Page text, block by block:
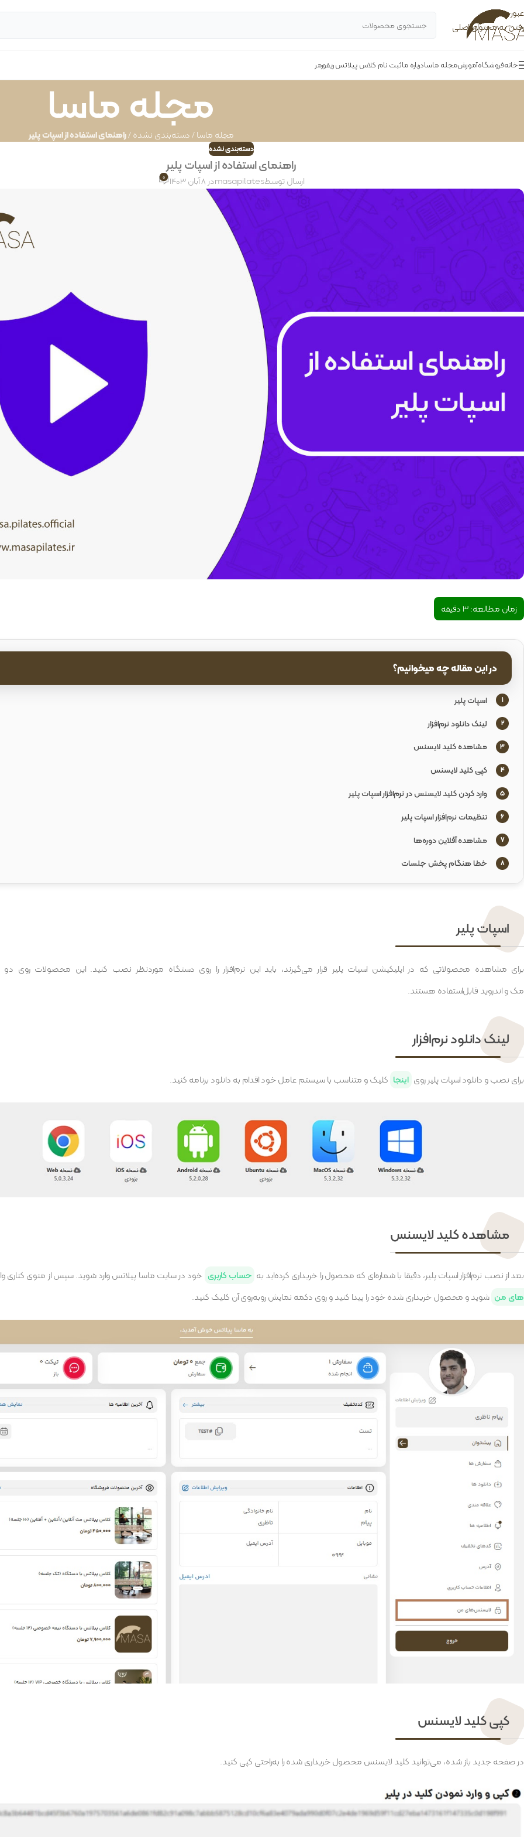
عبور به ناوبری
رفتن به محتوای اصلی
خانهفروشگاهآموزشمجله ماسادرباره ماثبت نام کلاس پیلاتس ریفورمر
مجله ماسامجله ماسا/دسته‌بندی نشده/راهنمای استفاده از اسپات پلیر
دسته‌بندی نشده
راهنمای استفاده از اسپات پلیر
ارسال توسطmasapilatesدر 8 آبان 1403 0
زمان مطالعه:3دقیقه
در این مقاله چه میخوانیم؟
1 اسپات پلیر
2 لینک دانلود نرم‌افزار
3 مشاهده کلید لایسنس
4 کپی کلید لایسنس
5 وارد کردن کلید لایسنس در نرم‌افزار اسپات پلیر
6 تنظیمات نرم‌افزار اسپات پلیر
7 مشاهده آفلاین دوره‌ها
8 خطا هنگام پخش جلسات
اسپات پلیر
برای مشاهده محصولاتی که در اپلیکیشن اسپات پلیر قرار می‌گیرند، باید این نرم‌افزار را روی دستگاه موردنظر نصب کنید. این محصولات روی دو
مک و اندروید قابل‌استفاده هستند.
لینک دانلود نرم‌افزار
برای نصب و دانلود اسپات پلیر روی اینجا کلیک و متناسب با سیستم عامل خود اقدام به دانلود برنامه کنید.
مشاهده کلید لایسنس
بعد از نصب نرم‌افزار اسپات پلیر، دقیقا با شماره‌ای که محصول را خریداری کرده‌اید به حساب کاربری خود در سایت ماسا پیلاتس وارد شوید. سپس از منوی کناری
های من شوید و محصول خریداری شده خود را پیدا کنید و روی دکمه نمایش روبه‌روی آن کلیک کنید.
کپی کلید لایسنس
در صفحه جدید باز شده، می‌توانید کلید لایسنس محصول خریداری شده را به‌راحتی کپی کنید.